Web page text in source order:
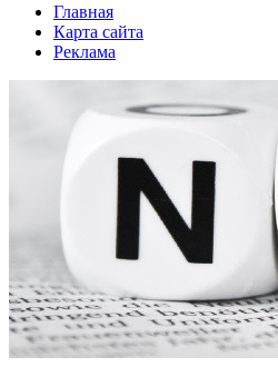
Главная
Карта сайта
Реклама